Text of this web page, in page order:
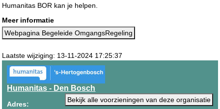
Humanitas BOR kan je helpen.
Meer informatie
Webpagina Begeleide OmgangsRegeling
Laatste wijziging: 13-11-2024 17:25:37
Humanitas - Den Bosch
Bekijk alle voorzieningen van deze organisatie
Adres: